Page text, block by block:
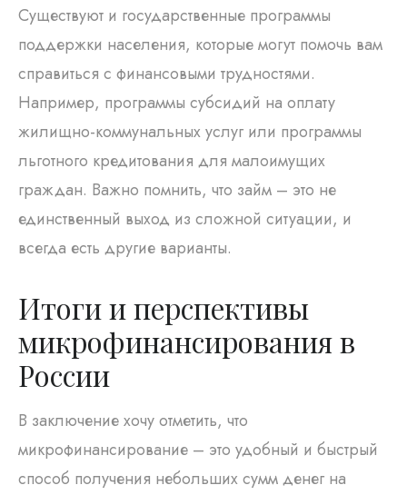
Существуют и государственные программы
поддержки населения, которые могут помочь вам
справиться с финансовыми трудностями.
Например, программы субсидий на оплату
жилищно-коммунальных услуг или программы
льготного кредитования для малоимущих
граждан. Важно помнить, что займ – это не
единственный выход из сложной ситуации, и
всегда есть другие варианты.
Итоги и перспективы
микрофинансирования в
России
В заключение хочу отметить, что
микрофинансирование – это удобный и быстрый
способ получения небольших сумм денег на